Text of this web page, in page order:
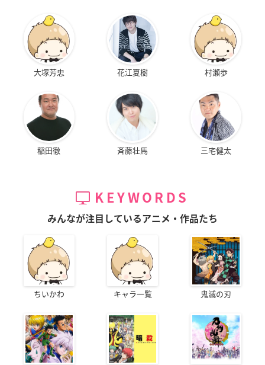
大塚芳忠 花江夏樹 村瀬歩
稲田徹 斉藤壮馬 三宅健太
KEYWORDS
みんなが注目しているアニメ・作品たち
ちいかわ キャラ一覧 鬼滅の刃